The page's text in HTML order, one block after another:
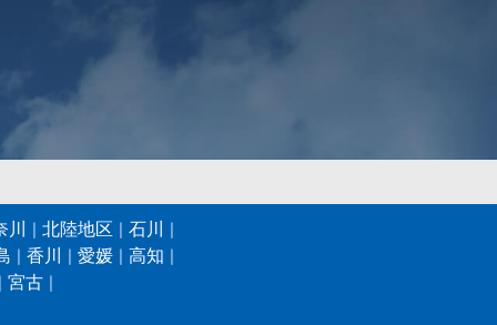
川 北陸地区
石川
香川 愛媛
高知
宮古